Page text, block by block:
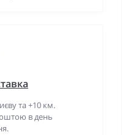
та +10 км.
в день